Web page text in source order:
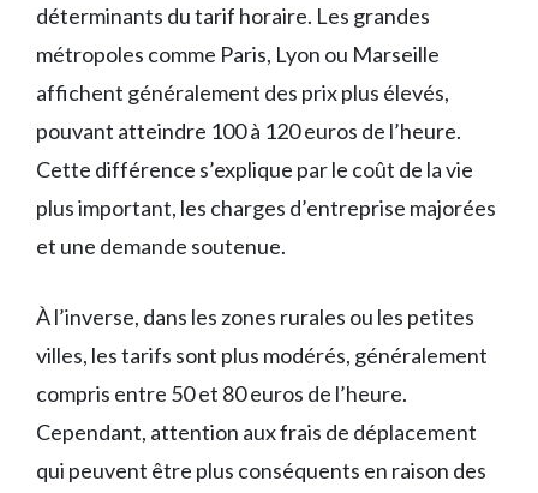
déterminants du tarif horaire. Les grandes
métropoles comme Paris, Lyon ou Marseille
affichent généralement des prix plus élevés,
pouvant atteindre 100 à 120 euros de l’heure.
Cette différence s’explique par le coût de la vie
plus important, les charges d’entreprise majorées
et une demande soutenue.
À l’inverse, dans les zones rurales ou les petites
villes, les tarifs sont plus modérés, généralement
compris entre 50 et 80 euros de l’heure.
Cependant, attention aux frais de déplacement
qui peuvent être plus conséquents en raison des